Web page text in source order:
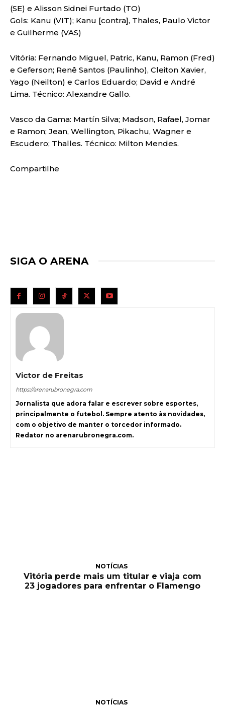
(SE) e Alisson Sidnei Furtado (TO)
Gols: Kanu (VIT); Kanu [contra], Thales, Paulo Victor
e Guilherme (VAS)
Vitória: Fernando Miguel, Patric, Kanu, Ramon (Fred)
e Geferson; Renê Santos (Paulinho), Cleiton Xavier,
Yago (Neilton) e Carlos Eduardo; David e André
Lima. Técnico: Alexandre Gallo.
Vasco da Gama: Martín Silva; Madson, Rafael, Jomar
e Ramon; Jean, Wellington, Pikachu, Wagner e
Escudero; Thalles. Técnico: Milton Mendes.
Compartilhe
SIGA O ARENA
Victor de Freitas
https://arenarubronegra.com
Jornalista que adora falar e escrever sobre esportes,
principalmente o futebol. Sempre atento às novidades,
com o objetivo de manter o torcedor informado.
Redator no arenarubronegra.com.
NOTÍCIAS
Vitória perde mais um titular e viaja com
23 jogadores para enfrentar o Flamengo
NOTÍCIAS